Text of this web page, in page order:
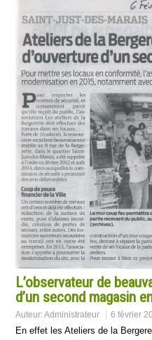
L’observateur de
d’un second magasin
Auteur:Administrateur 6 février
En effet les Ateliers de la